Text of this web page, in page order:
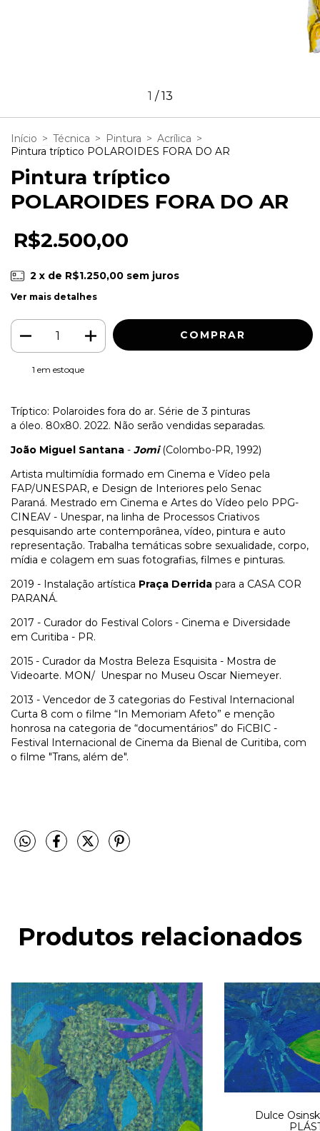
1 /13
Início > Técnica > Pintura > Acrílica >
Pintura tríptico POLAROIDES FORA DO AR
Pintura tríptico
POLAROIDES FORA DO AR
R$2.500,00
2 x de R$1.250,00 sem juros
Ver mais detalhes
1 em estoque
Tríptico: Polaroides fora do ar. Série de 3 pinturas
a óleo. 80x80. 2022. Não serão vendidas separadas.
João Miguel Santana - Jomi (Colombo-PR, 1992)
Artista multimídia formado em Cinema e Vídeo pela
FAP/UNESPAR, e Design de Interiores pelo Senac
Paraná. Mestrado em Cinema e Artes do Vídeo pelo PPG-
CINEAV - Unespar, na linha de Processos Criativos
pesquisando arte contemporânea, vídeo, pintura e auto
representação. Trabalha temáticas sobre sexualidade, corpo,
mídia e colagem em suas fotografias, filmes e pinturas.
2019 - Instalação artística Praça Derrida para a CASA COR
PARANÁ.
2017 - Curador do Festival Colors - Cinema e Diversidade
em Curitiba - PR.
2015 - Curador da Mostra Beleza Esquisita - Mostra de
Videoarte. MON/ Unespar no Museu Oscar Niemeyer.
2013 - Vencedor de 3 categorias do Festival Internacional
Curta 8 com o filme “In Memoriam Afeto” e menção
honrosa na categoria de “documentários” do FiCBIC -
Festival Internacional de Cinema da Bienal de Curitiba, com
o filme "Trans, além de".
Produtos relacionados
Dulce